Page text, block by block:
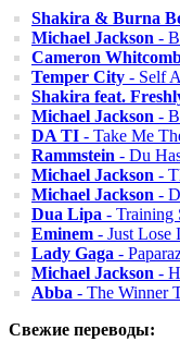
Shakira & Burna
Michael Jackson -
Cameron
Temper City - Self
Shakira feat.
Michael Jackson -
DA TI - Take Me
Rammstein - Du
Michael Jackson -
Michael Jackson -
Dua Lipa - Training
Eminem - Just Lose
Lady Gaga -
Michael Jackson -
Abba - The Winner
Свежие переводы: